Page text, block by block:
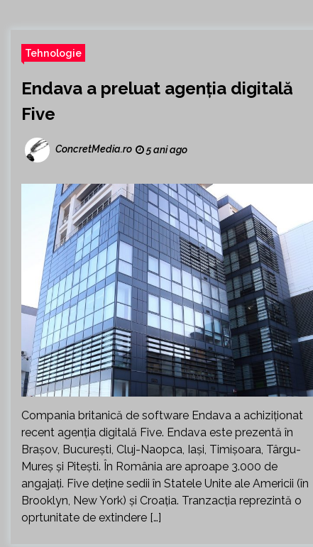
Tehnologie
Endava a preluat agenția digitală
Five
ConcretMedia.ro 5 ani ago
Compania britanică de software Endava a achiziţionat
recent agenţia digitală Five. Endava este prezentă în
Braşov, Bucureşti, Cluj-Naopca, Iaşi, Timişoara, Târgu-
Mureş şi Piteşti. În România are aproape 3.000 de
angajaţi. Five deţine sedii în Statele Unite ale Americii (în
Brooklyn, New York) şi Croaţia. Tranzacția reprezintă o
oprtunitate de extindere […]